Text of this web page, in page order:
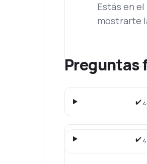
Estás en
mostrarte
Preguntas
✔️
✔️